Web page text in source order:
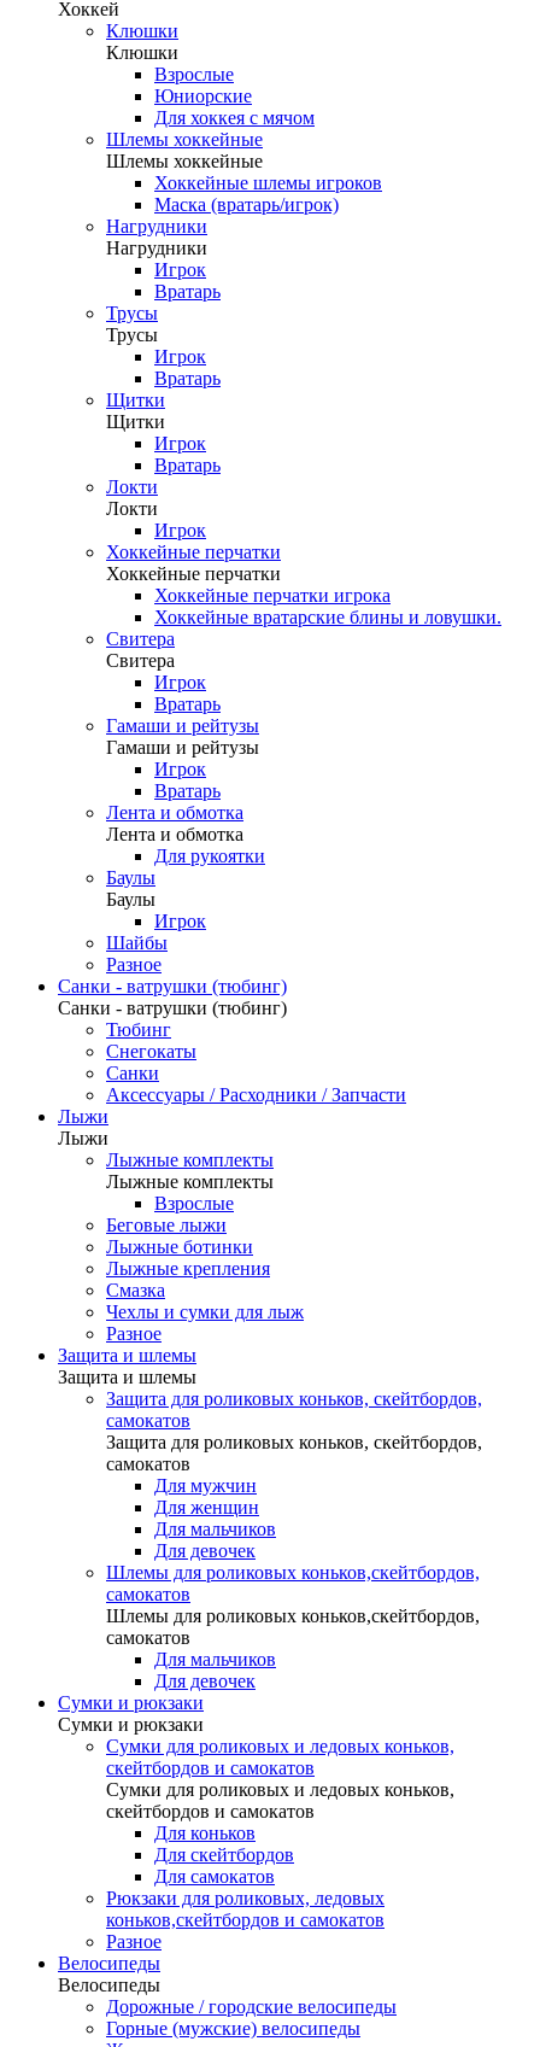
Хоккей
Клюшки
Клюшки
Взрослые
Юниорские
Для хоккея с мячом
Шлемы хоккейные
Шлемы хоккейные
Хоккейные шлемы игроков
Маска (вратарь/игрок)
Нагрудники
Нагрудники
Игрок
Вратарь
Трусы
Трусы
Игрок
Вратарь
Щитки
Щитки
Игрок
Вратарь
Локти
Локти
Игрок
Хоккейные перчатки
Хоккейные перчатки
Хоккейные перчатки игрока
Хоккейные вратарские блины и ловушки.
Свитера
Свитера
Игрок
Вратарь
Гамаши и рейтузы
Гамаши и рейтузы
Игрок
Вратарь
Лента и обмотка
Лента и обмотка
Для рукоятки
Баулы
Баулы
Игрок
Шайбы
Разное
Санки - ватрушки (тюбинг)
Санки - ватрушки (тюбинг)
Тюбинг
Снегокаты
Санки
Аксессуары / Расходники / Запчасти
Лыжи
Лыжи
Лыжные комплекты
Лыжные комплекты
Взрослые
Беговые лыжи
Лыжные ботинки
Лыжные крепления
Смазка
Чехлы и сумки для лыж
Разное
Защита и шлемы
Защита и шлемы
Защита для роликовых коньков, скейтбордов,
самокатов
Защита для роликовых коньков, скейтбордов,
самокатов
Для мужчин
Для женщин
Для мальчиков
Для девочек
Шлемы для роликовых коньков,скейтбордов,
самокатов
Шлемы для роликовых коньков,скейтбордов,
самокатов
Для мальчиков
Для девочек
Сумки и рюкзаки
Сумки и рюкзаки
Сумки для роликовых и ледовых коньков,
скейтбордов и самокатов
Сумки для роликовых и ледовых коньков,
скейтбордов и самокатов
Для коньков
Для скейтбордов
Для самокатов
Рюкзаки для роликовых, ледовых
коньков,скейтбордов и самокатов
Разное
Велосипеды
Велосипеды
Дорожные / городские велосипеды
Горные (мужские) велосипеды